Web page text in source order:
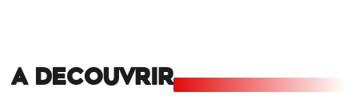
A DECOUVRIR